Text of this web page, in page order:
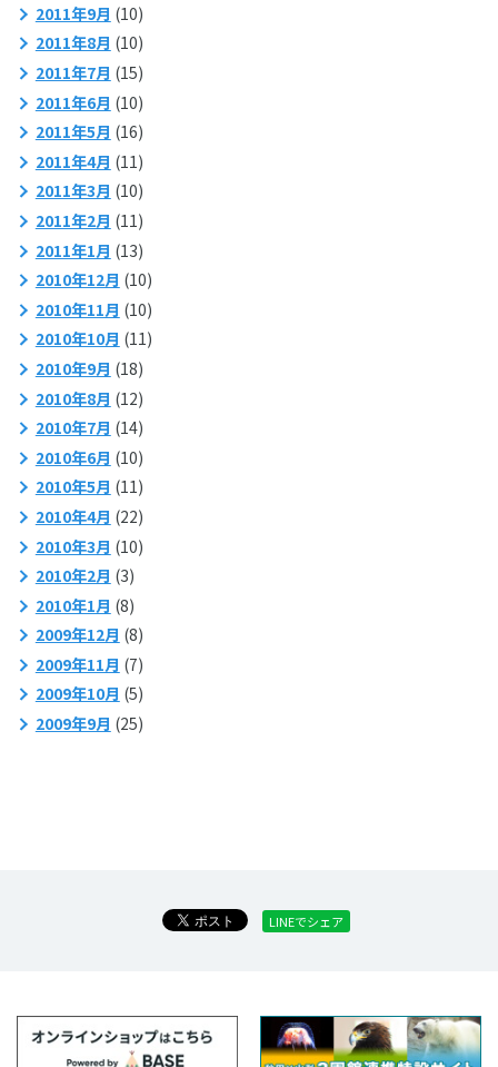
2011年9月 (10)
2011年8月 (10)
2011年7月 (15)
2011年6月 (10)
2011年5月 (16)
2011年4月 (11)
2011年3月 (10)
2011年2月 (11)
2011年1月 (13)
2010年12月 (10)
2010年11月 (10)
2010年10月 (11)
2010年9月 (18)
2010年8月 (12)
2010年7月 (14)
2010年6月 (10)
2010年5月 (11)
2010年4月 (22)
2010年3月 (10)
2010年2月 (3)
2010年1月 (8)
2009年12月 (8)
2009年11月 (7)
2009年10月 (5)
2009年9月 (25)
LINEでシェア